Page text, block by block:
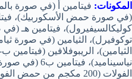
المكونات: فيتامين أ (في صورة
كوليكالسيفيرول)، فيتامين هـ
نياسيناميد)،